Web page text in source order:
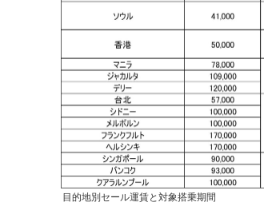
目的地別セール運賃と対象搭乗期間